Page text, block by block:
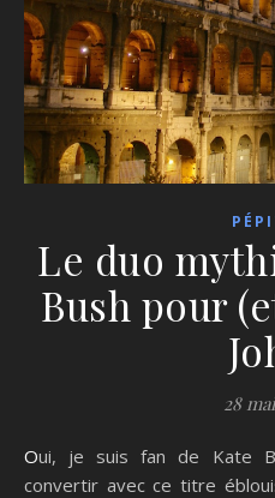
Le duo
Bush pour
28
Oui, je suis fan de Kate Bush et j’espère bien vous
convertir avec ce titre